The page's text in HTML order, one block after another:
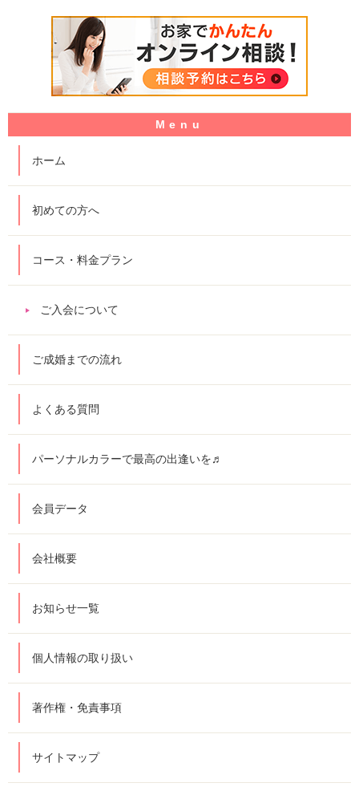
ホーム
初めての方へ
コース・料金プラン
ご入会について
ご成婚までの流れ
よくある質問
パーソナルカラーで最高の出逢いを♬
会員データ
会社概要
お知らせ一覧
個人情報の取り扱い
著作権・免責事項
サイトマップ